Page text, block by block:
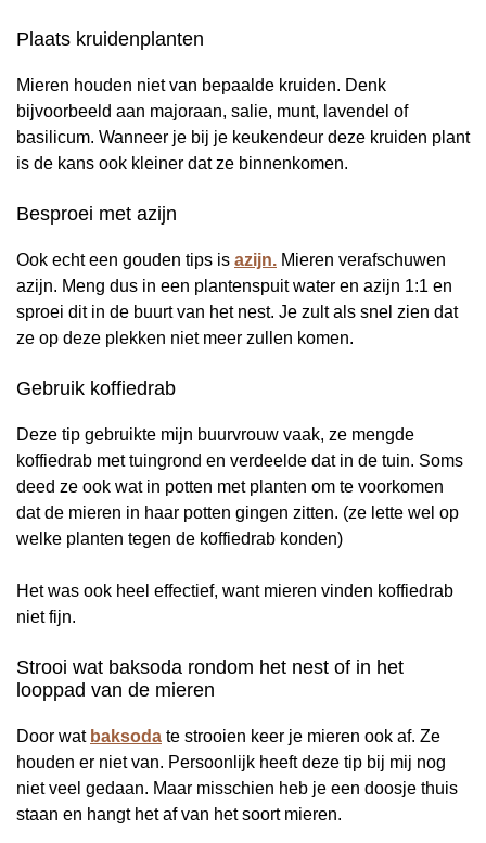
Plaats kruidenplanten
Mieren houden niet van bepaalde kruiden. Denk
bijvoorbeeld aan majoraan, salie, munt, lavendel of
basilicum. Wanneer je bij je keukendeur deze kruiden plant
is de kans ook kleiner dat ze binnenkomen.
Besproei met azijn
Ook echt een gouden tips is azijn. Mieren verafschuwen
azijn. Meng dus in een plantenspuit water en azijn 1:1 en
sproei dit in de buurt van het nest. Je zult als snel zien dat
ze op deze plekken niet meer zullen komen.
Gebruik koffiedrab
Deze tip gebruikte mijn buurvrouw vaak, ze mengde
koffiedrab met tuingrond en verdeelde dat in de tuin. Soms
deed ze ook wat in potten met planten om te voorkomen
dat de mieren in haar potten gingen zitten. (ze lette wel op
welke planten tegen de koffiedrab konden)
Het was ook heel effectief, want mieren vinden koffiedrab
niet fijn.
Strooi wat baksoda rondom het nest of in het
looppad van de mieren
Door wat baksoda te strooien keer je mieren ook af. Ze
houden er niet van. Persoonlijk heeft deze tip bij mij nog
niet veel gedaan. Maar misschien heb je een doosje thuis
staan en hangt het af van het soort mieren.